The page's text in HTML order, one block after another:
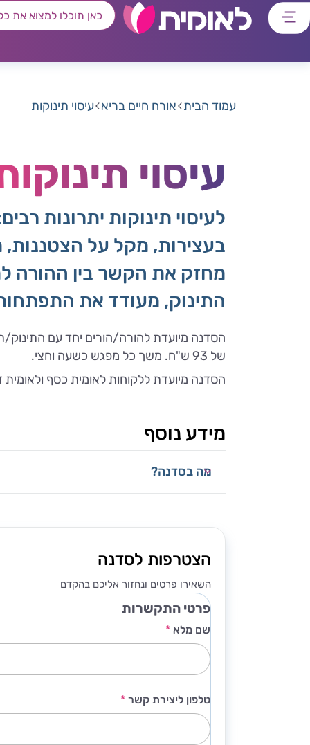
דלג
דלג
דלג
דלג
עמוד הבית אורח חיים בריא עיסוי תינוקות
עיסוי
לעיסוי תינוקות יתרונות
בעצירות, מקל על הצטננות,
מחזק את הקשר בין ההורה
התינוק, מעודד את
של 93 ש"ח. משך כל מפגש כשעה וחצי.
הסדנה מיועדת ללקוחות לאומית כסף
מידע נוסף
מה בסדנה?
הצטרפות לסדנה
השאירו פרטים ונחזור אליכם בהקדם
פרטי התקשרות
שם מלא *
טלפון ליצירת קשר *